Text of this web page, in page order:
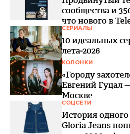
сообщества и
что нового в
СЕРИАЛЫ
10 идеальных
лета-2026
КОЛОНКИ
«Городу
Евгений Гуцал
Москве
СОЦСЕТИ
История
Gloria Jeans